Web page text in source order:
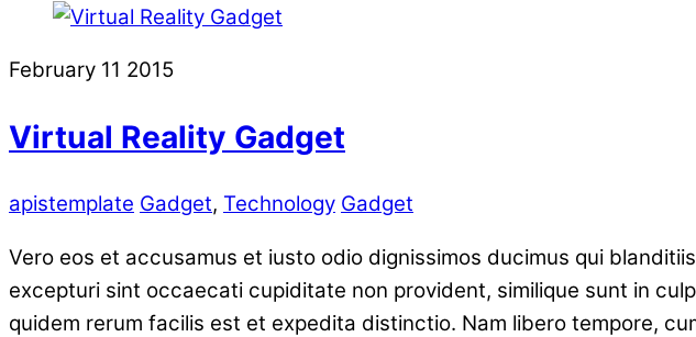
February 11 2015
Virtual Reality Gadget
apistemplate Gadget, Technology Gadget
Vero eos et accusamus et iusto odio dignissimos ducimus qui
excepturi sint occaecati cupiditate non provident, similique sunt in
quidem rerum facilis est et expedita distinctio. Nam libero tempore,